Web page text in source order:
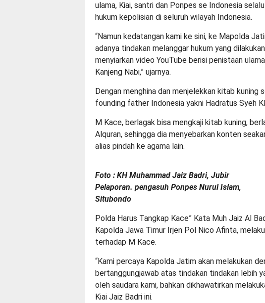
ulama, Kiai, santri dan Ponpes se Indonesia
hukum kepolisian di seluruh wilayah Indonesia.
“Namun kedatangan kami ke sini, ke Mapolda
adanya tindakan melanggar hukum yang
menyiarkan video YouTube berisi penistaan
Kanjeng Nabi,” ujarnya.
Dengan menghina dan menjelekkan kitab kuning
founding father Indonesia yakni Hadratus Syeh
M Kace, berlagak bisa mengkaji kitab kuning,
Alquran, sehingga dia menyebarkan konten
alias pindah ke agama lain.
Foto : KH Muhammad Jaiz Badri, Jubir
Pelaporan. pengasuh Ponpes Nurul Islam,
Situbondo
Polda Harus Tangkap Kace” Kata Muh Jaiz Al
Kapolda Jawa Timur Irjen Pol Nico Afinta,
terhadap M Kace.
“Kami percaya Kapolda Jatim akan melakukan
bertanggungjawab atas tindakan tindakan lebih
oleh saudara kami, bahkan dikhawatirkan
Kiai Jaiz Badri ini.